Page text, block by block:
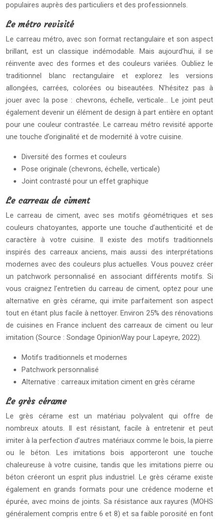
populaires auprès des particuliers et des professionnels.
Le métro revisité
Le carreau métro, avec son format rectangulaire et son aspect
brillant, est un classique indémodable. Mais aujourd’hui, il se
réinvente avec des formes et des couleurs variées. Oubliez le
traditionnel blanc rectangulaire et explorez les versions
allongées, carrées, colorées ou biseautées. N’hésitez pas à
jouer avec la pose : chevrons, échelle, verticale… Le joint peut
également devenir un élément de design à part entière en optant
pour une couleur contrastée. Le carreau métro revisité apporte
une touche d’originalité et de modernité à votre cuisine.
Diversité des formes et couleurs
Pose originale (chevrons, échelle, verticale)
Joint contrasté pour un effet graphique
Le carreau de ciment
Le carreau de ciment, avec ses motifs géométriques et ses
couleurs chatoyantes, apporte une touche d’authenticité et de
caractère à votre cuisine. Il existe des motifs traditionnels
inspirés des carreaux anciens, mais aussi des interprétations
modernes avec des couleurs plus actuelles. Vous pouvez créer
un patchwork personnalisé en associant différents motifs. Si
vous craignez l’entretien du carreau de ciment, optez pour une
alternative en grès cérame, qui imite parfaitement son aspect
tout en étant plus facile à nettoyer. Environ 25% des rénovations
de cuisines en France incluent des carreaux de ciment ou leur
imitation (Source : Sondage OpinionWay pour Lapeyre, 2022).
Motifs traditionnels et modernes
Patchwork personnalisé
Alternative : carreaux imitation ciment en grès cérame
Le grès cérame
Le grès cérame est un matériau polyvalent qui offre de
nombreux atouts. Il est résistant, facile à entretenir et peut
imiter à la perfection d’autres matériaux comme le bois, la pierre
ou le béton. Les imitations bois apporteront une touche
chaleureuse à votre cuisine, tandis que les imitations pierre ou
béton créeront un esprit plus industriel. Le grès cérame existe
également en grands formats pour une crédence moderne et
épurée, avec moins de joints. Sa résistance aux rayures (MOHS
généralement compris entre 6 et 8) et sa faible porosité en font